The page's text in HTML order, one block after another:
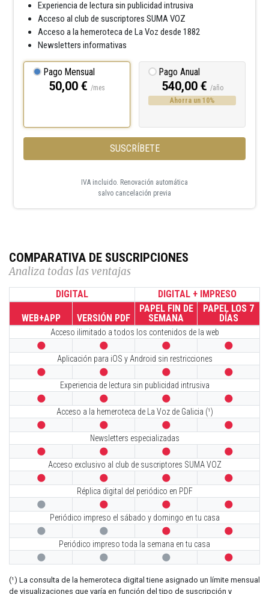
Experiencia de lectura sin publicidad intrusiva
Acceso al club de suscriptores SUMA VOZ
Acceso a la hemeroteca de La Voz desde 1882
Newsletters informativas
Pago Mensual
50,00 € /mes
Pago Anual
540,00 € /año
Ahorra un 10%
SUSCRÍBETE
IVA incluido. Renovación automática
salvo cancelación previa
COMPARATIVA DE SUSCRIPCIONES
Analiza todas las ventajas
DIGITAL DIGITAL + IMPRESO
WEB+APP VERSIÓN PDF
PAPEL FIN DE
SEMANA
PAPEL LOS 7
DÍAS
Acceso ilimitado a todos los contenidos de la web
   
Aplicación para iOS y Android sin restricciones
   
Experiencia de lectura sin publicidad intrusiva
   
Acceso a la hemeroteca de La Voz de Galicia (¹)
   
Newsletters especializadas
   
Acceso exclusivo al club de suscriptores SUMA VOZ
   
Réplica digital del periódico en PDF
   
Periódico impreso el sábado y domingo en tu casa
   
Periódico impreso toda la semana en tu casa
   
(¹) La consulta de la hemeroteca digital tiene asignado un límite mensual
de visualizaciones que varía en función del tipo de suscripción y